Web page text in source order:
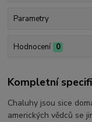
Parametry
Hodnocení 0
Kompletní
Chaluhy jsou sice
amerických vědců se